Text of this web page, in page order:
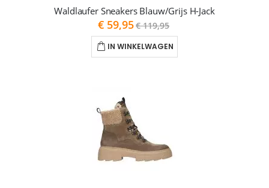
Waldlaufer Sneakers Blauw/Grijs H-Jack
As
low
as
€ 59,95€ 119,95
IN WINKELWAGEN